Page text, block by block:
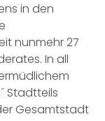
in den
nunmehr 27
In all
Stadtteils
Gesamtstadt